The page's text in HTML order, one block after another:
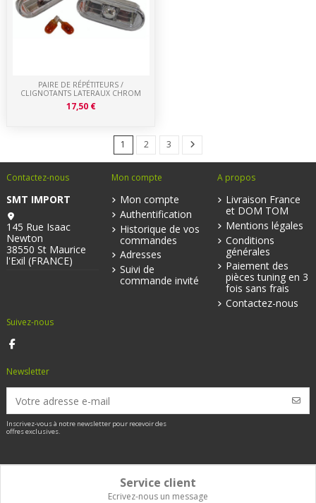
PAIRE DE RÉPÉTITEURS /
CLIGNOTANTS LATERAUX CHROM
17,50 €
1 2 3
Contactez-nous
SMT IMPORT
145 Rue Isaac
Newton
38550 St Maurice
l'Exil (FRANCE)
Mon compte
Mon compte
Authentification
Historique de vos
commandes
Adresses
Suivi de
commande invité
A propos
Livraison France
et DOM TOM
Mentions légales
Conditions
générales
Paiement des
pièces tuning en 3
fois sans frais
Contactez-nous
Suivez-nous
Newsletter
Inscrivez-vous à notre newsletter pour recevoir des
offres exclusives.
Service client
Ecrivez-nous un message